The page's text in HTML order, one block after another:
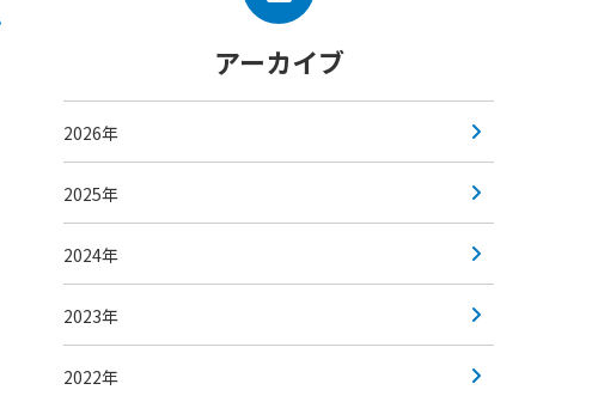
アーカイブ
2026年
2025年
2024年
2023年
2022年